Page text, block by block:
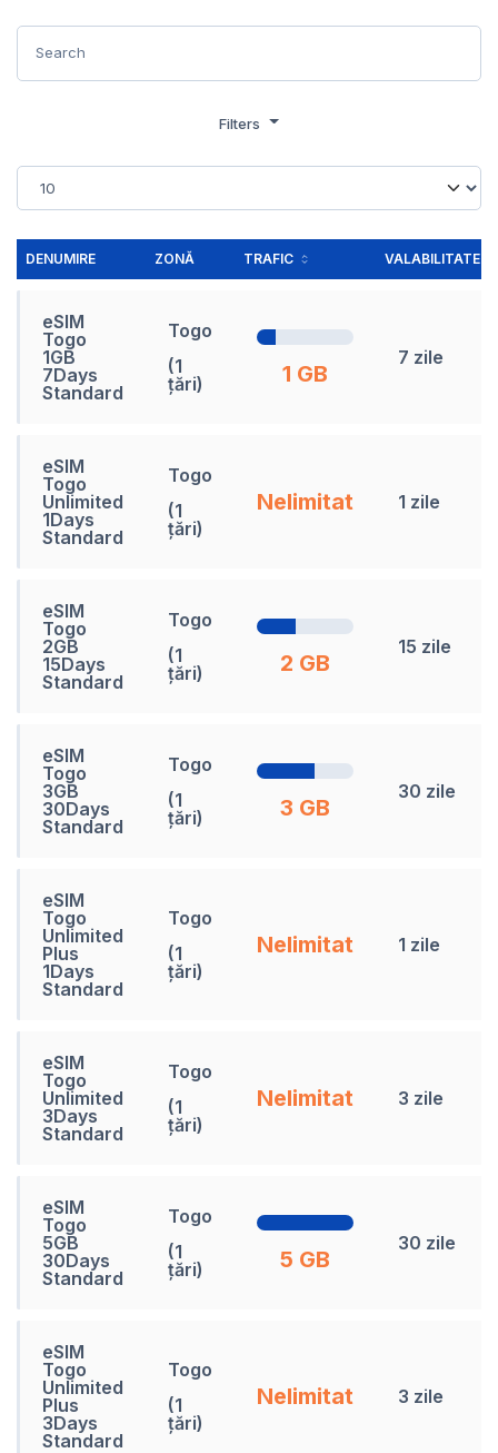
Filters
DENUMIRE ZONĂ TRAFIC VALABILITATE
eSIM
Togo
1GB
7Days
Standard
Togo
(1
țări)
1 GB
7 zile
eSIM
Togo
Unlimited
1Days
Standard
Togo
(1
țări)
Nelimitat 1 zile
eSIM
Togo
2GB
15Days
Standard
Togo
(1
țări)
2 GB
15 zile
eSIM
Togo
3GB
30Days
Standard
Togo
(1
țări)
3 GB
30 zile
eSIM
Togo
Unlimited
Plus
1Days
Standard
Togo
(1
țări)
Nelimitat 1 zile
eSIM
Togo
Unlimited
3Days
Standard
Togo
(1
țări)
Nelimitat 3 zile
eSIM
Togo
5GB
30Days
Standard
Togo
(1
țări)
5 GB
30 zile
eSIM
Togo
Unlimited
Plus
3Days
Standard
Togo
(1
țări)
Nelimitat 3 zile